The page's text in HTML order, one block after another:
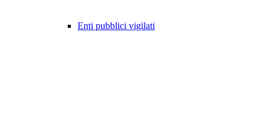
Enti pubblici vigilati